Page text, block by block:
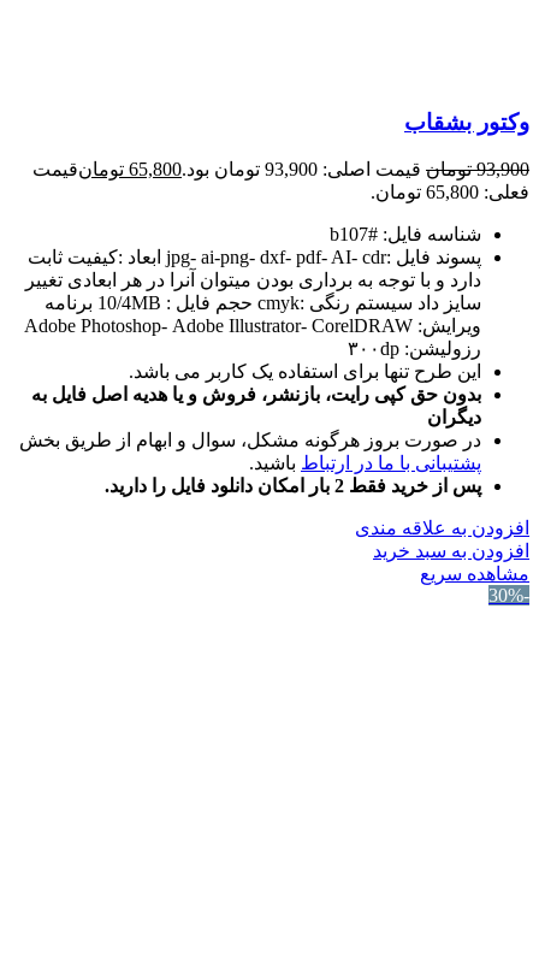
وکتور بشقاب
93,900 تومان قیمت اصلی: 93,900 تومان بود. 65,800 تومانقیمت
فعلی: 65,800 تومان.
شناسه فایل: #b107
پسوند فایل :jpg- ai-png- dxf- pdf- AI- cdr ابعاد :کیفیت ثابت
دارد و با توجه به برداری بودن میتوان آنرا در هر ابعادی تغییر
سایز داد سیستم رنگی :cmyk حجم فایل : 10/4MB برنامه
ویرایش: Adobe Photoshop- Adobe Illustrator- CorelDRAW
رزولیشن: ۳۰۰dp
این طرح تنها برای استفاده یک کاربر می باشد.
بدون حق کپی رایت، بازنشر، فروش و یا هدیه اصل فایل به
دیگران
در صورت بروز هرگونه مشکل، سوال و ابهام از طریق بخش
پشتیبانی با ما در ارتباط باشید.
پس از خرید فقط 2 بار امکان دانلود فایل را دارید.
افزودن به علاقه مندی
افزودن به سبد خرید
مشاهده سریع
-30%